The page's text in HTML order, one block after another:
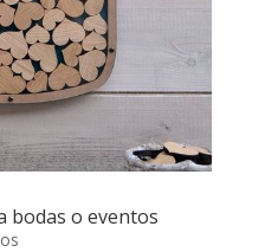
bodas o eventos